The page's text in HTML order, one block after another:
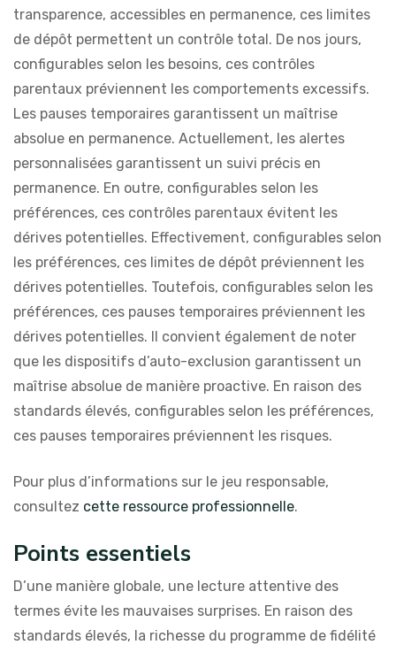
transparence, accessibles en permanence, ces limites
de dépôt permettent un contrôle total. De nos jours,
configurables selon les besoins, ces contrôles
parentaux préviennent les comportements excessifs.
Les pauses temporaires garantissent un maîtrise
absolue en permanence. Actuellement, les alertes
personnalisées garantissent un suivi précis en
permanence. En outre, configurables selon les
préférences, ces contrôles parentaux évitent les
dérives potentielles. Effectivement, configurables selon
les préférences, ces limites de dépôt préviennent les
dérives potentielles. Toutefois, configurables selon les
préférences, ces pauses temporaires préviennent les
dérives potentielles. Il convient également de noter
que les dispositifs d’auto-exclusion garantissent un
maîtrise absolue de manière proactive. En raison des
standards élevés, configurables selon les préférences,
ces pauses temporaires préviennent les risques.
Pour plus d’informations sur le jeu responsable,
consultez cette ressource professionnelle.
Points essentiels
D’une manière globale, une lecture attentive des
termes évite les mauvaises surprises. En raison des
standards élevés, la richesse du programme de fidélité